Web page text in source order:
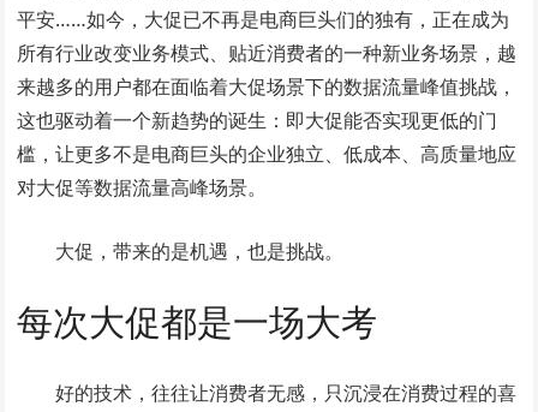
平安……如今，大促已不再是电商巨头们的独有，正在成为
所有行业改变业务模式、贴近消费者的一种新业务场景，越
来越多的用户都在面临着大促场景下的数据流量峰值挑战，
这也驱动着一个新趋势的诞生：即大促能否实现更低的门
槛，让更多不是电商巨头的企业独立、低成本、高质量地应
对大促等数据流量高峰场景。
大促，带来的是机遇，也是挑战。
每次大促都是一场大考
好的技术，往往让消费者无感，只沉浸在消费过程的喜